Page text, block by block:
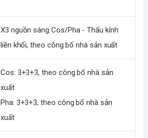
X3 nguồn sáng Cos/Pha - Thấu kính
liền khối, theo công bố nhà sản xuất
Cos: 3+3+3, theo công bố nhà sản
xuất
Pha: 3+3+3, theo công bố nhà sản
xuất